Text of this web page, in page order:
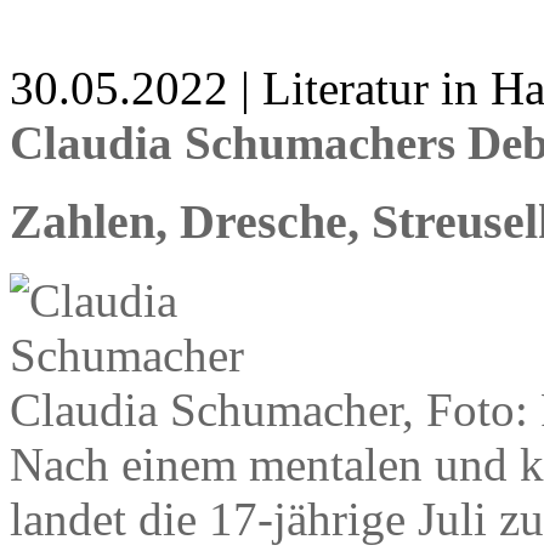
30.05.2022 | Literatur in
Claudia Schumachers
Zahlen, Dresche,
Claudia Schumacher, Foto:
Nach einem mentalen und
landet die 17-jährige Juli